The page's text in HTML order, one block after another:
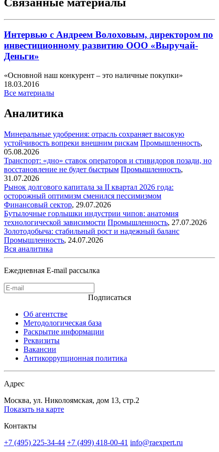
Интервью с Андреем Волоховым, директором по
инвестиционному развитию ООО «Выручай-
Деньги»
«Основной наш конкурент – это наличные покупки»
18.03.2016
Все материалы
Аналитика
Минеральные удобрения: отрасль сохраняет высокую
устойчивость вопреки внешним рискам Промышленность,
05.08.2026
Транспорт: «дно» ставок операторов и стивидоров позади, но
восстановление не будет быстрым Промышленность,
31.07.2026
Рынок долгового капитала за II квартал 2026 года:
осторожный оптимизм сменился пессимизмом
Финансовый сектор, 29.07.2026
Бутылочные горлышки индустрии чипов: анатомия
технологической зависимости Промышленность, 27.07.2026
Золотодобыча: стабильный рост и надежный баланс
Промышленность, 24.07.2026
Вся аналитика
Ежедневная E-mail рассылка
Подписаться
Об агентстве
Методологическая база
Раскрытие информации
Реквизиты
Вакансии
Антикоррупционная политика
Адрес
Москва, ул. Николоямская, дом 13, стр.2
Показать на карте
Контакты
+7 (495) 225-34-44 +7 (499) 418-00-41 info@raexpert.ru